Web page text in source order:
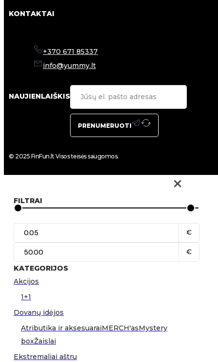
KONTAKTAI
+370 671 85337
info@yummy.lt
NAUJIENLAIŠKIS
PRENUMERUOTI
© 2025 FinFun.lt Visos teisės saugomos.
FILTRAI
€
€
KATEGORIJOS
Akcijos
1+1
Dovanų idėjos
Atributika ir aksesuaraiMERCH'asMystery
boxŽaislai
Ekstremaliai aštru